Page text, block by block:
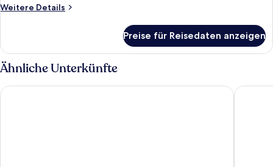
Club
Weitere Details
Weitere
Zimmer,
2 Einzelbetten,
Zutritt
Club
Preise für Reisedaten anzeigen
Ähnliche Unterkünfte
Hotel Barcelona Princess